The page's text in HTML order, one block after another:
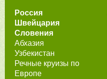
Россия
Швейцария
Словения
Абхазия
Узбекистан
Речные круизы по
Европе